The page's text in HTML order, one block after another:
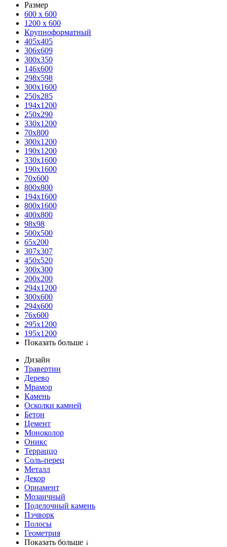
Размер
600 х 600
1200 х 600
Крупноформатный
405x405
306x609
300x350
146x600
298x598
300x1600
250x285
194x1200
250x290
330x1200
70x800
300x1200
190x1200
330x1600
190x1600
70x600
800x800
194x1600
800x1600
400х800
98x98
500x500
65x200
307x307
450x520
300x300
200x200
294x1200
300x600
294x600
76х600
295х1200
195х1200
Показать больше ↓
Дизайн
Травертин
Дерево
Мрамор
Камень
Осколки камней
Бетон
Цемент
Моноколор
Оникс
Терраццо
Соль-перец
Металл
Декор
Орнамент
Мозаичный
Поделочный камень
Пэчворк
Полосы
Геометрия
Показать больше ↓